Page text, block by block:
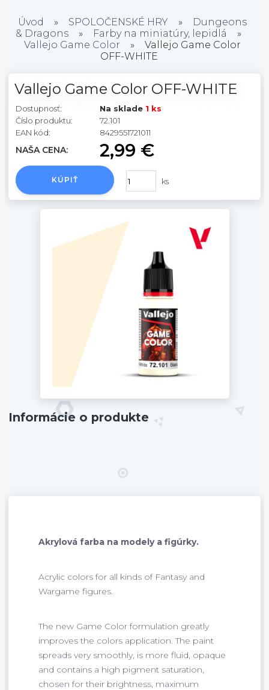
Úvod » SPOLOČENSKÉ HRY »
Dungeons
& Dragons
» Farby na miniatúry, lepidlá
»
Vallejo Game Color
»
Vallejo Game Color
OFF-WHITE
Vallejo Game Color OFF-WHITE
Dostupnosť: Na sklade 1 ks
Číslo produktu:
72.101
EAN kód:
8429551721011
NAŠA CENA: 2,99 €
ks
KÚPIŤ
Informácie o produkte
Akrylová farba na modely a figúrky.
Acrylic colors for all kinds of Fantasy and
Wargame figures.
The new Game Color formulation greatly
improves the colors application. The paint
spreads very smoothly, is more fluid, opaque
and contains a high pigment saturation,
chosen for their brightness, maximum